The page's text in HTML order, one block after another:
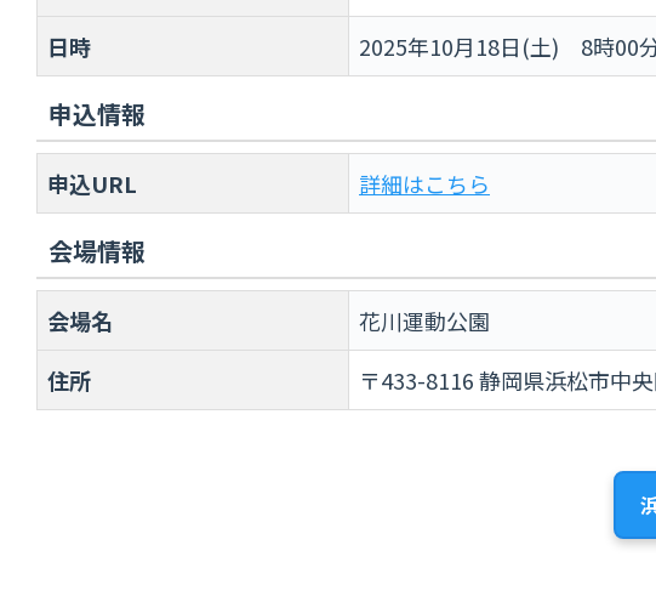
日時
2025年10月18日(土) 8時00
申込情報
申込URL 詳細はこちら
会場情報
会場名
花川運動公園
住所
〒433-8116 静岡県浜松市中